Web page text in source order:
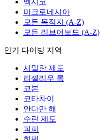
멕시코
미크로네시아
모든 목적지 (A-Z)
모든 리브어보드 (A-Z)
인기 다이빙 지역
시밀란 제도
리셸리우 록
코본
코타차이
안다만 해
수린 제도
피피